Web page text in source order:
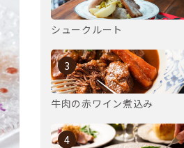
シュークルート
3
牛肉の赤ワイン煮込み
4